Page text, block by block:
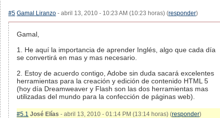
#5 Gamal Liranzo - abril 13, 2010 - 10:23 AM (10:23 horas) (responder)
Gamal,
1. He aquí la importancia de aprender Inglés, algo que cada día
se convertirá en mas y mas necesario.
2. Estoy de acuerdo contigo, Adobe sin duda sacará excelentes
herramientas para la creación y edición de contenido HTML 5
(hoy día Dreamweaver y Flash son las dos herramientas mas
utilizadas del mundo para la confección de páginas web).
#5.1 José Elías - abril 13, 2010 - 01:14 PM (13:14 horas) (responder)